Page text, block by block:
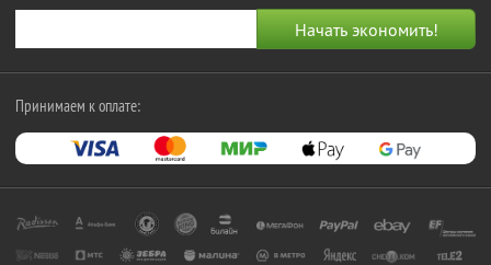
Принимаем к оплате: